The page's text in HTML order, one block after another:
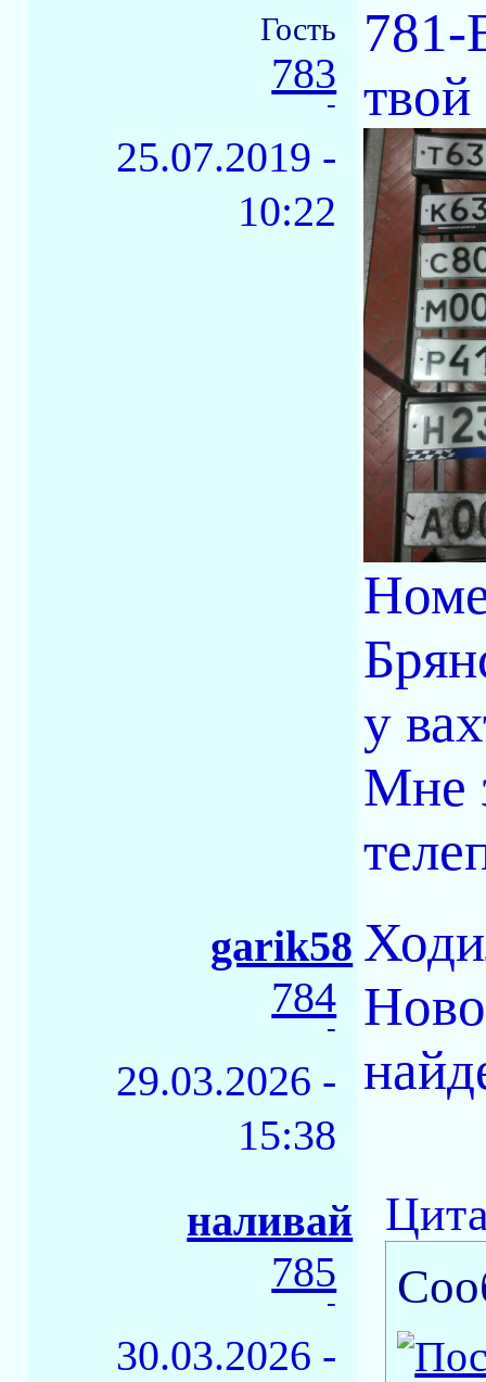
Гость
783
-
25.07.2019 -
10:22
781-
у
Мне
garik58
784
-
29.03.2026 -
15:38
наливай
785
-
30.03.2026 -